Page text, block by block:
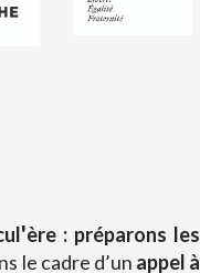
'ère : préparons les
le cadre d’un appel à